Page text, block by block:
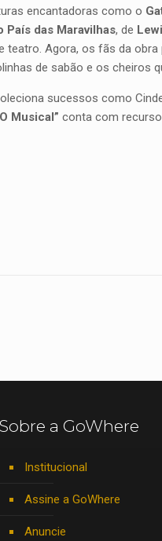
encantadoras como o
País das Maravilhas, de
teatro. Agora, os fãs da
de sabão e os cheiros
sucessos como
Musical” conta com
Sobre a GoWhere
Institucional
Assine a GoWhere
Anuncie